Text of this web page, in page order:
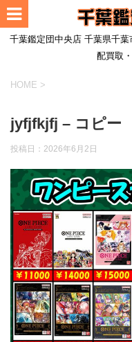
千葉鑑定団中央店 千葉県千
配買取
HOME >
jyfjfkjfj – コピー
投稿日： 2026年6月2日